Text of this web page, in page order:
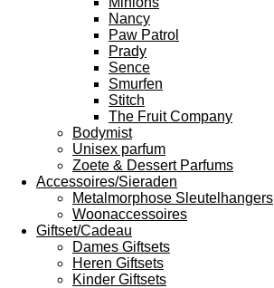
Nancy
Paw Patrol
Prady
Sence
Smurfen
Stitch
The Fruit Company
Bodymist
Unisex parfum
Zoete & Dessert Parfums
Accessoires/Sieraden
Metalmorphose Sleutelhangers
Woonaccessoires
Giftset/Cadeau
Dames Giftsets
Heren Giftsets
Kinder Giftsets